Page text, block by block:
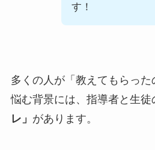
す！
多くの人が「教えてもらった
悩む背景には、指導者と生徒
レ」 があります。